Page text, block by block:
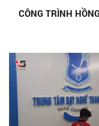
CÔNG TRÌNH